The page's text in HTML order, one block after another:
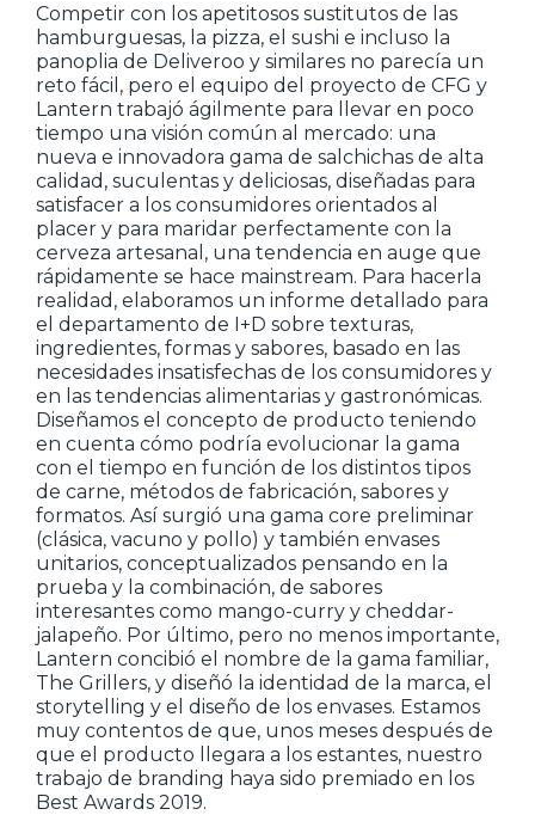
Competir con los apetitosos sustitutos de las
hamburguesas, la pizza, el sushi e incluso la
panoplia de Deliveroo y similares no parecía un
reto fácil, pero el equipo del proyecto de CFG y
Lantern trabajó ágilmente para llevar en poco
tiempo una visión común al mercado: una
nueva e innovadora gama de salchichas de alta
calidad, suculentas y deliciosas, diseñadas para
satisfacer a los consumidores orientados al
placer y para maridar perfectamente con la
cerveza artesanal, una tendencia en auge que
rápidamente se hace mainstream. Para hacerla
realidad, elaboramos un informe detallado para
el departamento de I+D sobre texturas,
ingredientes, formas y sabores, basado en las
necesidades insatisfechas de los consumidores y
en las tendencias alimentarias y gastronómicas.
Diseñamos el concepto de producto teniendo
en cuenta cómo podría evolucionar la gama
con el tiempo en función de los distintos tipos
de carne, métodos de fabricación, sabores y
formatos. Así surgió una gama core preliminar
(clásica, vacuno y pollo) y también envases
unitarios, conceptualizados pensando en la
prueba y la combinación, de sabores
interesantes como mango-curry y cheddar-
jalapeño. Por último, pero no menos importante,
Lantern concibió el nombre de la gama familiar,
The Grillers, y diseñó la identidad de la marca, el
storytelling y el diseño de los envases. Estamos
muy contentos de que, unos meses después de
que el producto llegara a los estantes, nuestro
trabajo de branding haya sido premiado en los
Best Awards 2019.